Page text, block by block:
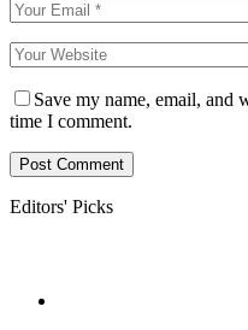
Save my name, email, and
time I comment.
Editors' Picks